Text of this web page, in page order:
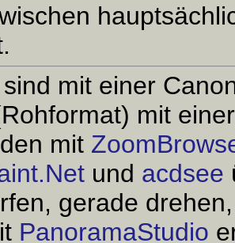
mit einer
mit
mit
und acdsee
gerade
PanoramaStudio